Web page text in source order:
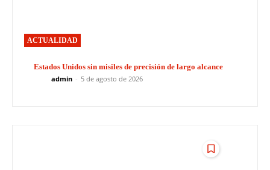
ACTUALIDAD
Estados Unidos sin misiles de precisión de largo alcance
admin - 5 de agosto de 2026